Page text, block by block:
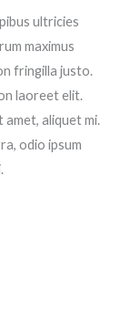
ultricies
maximus
fringilla justo.
laoreet elit.
amet, aliquet mi.
odio ipsum